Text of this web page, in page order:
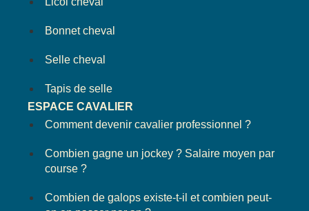
Bonnet cheval
Selle cheval
Tapis de selle
ESPACE CAVALIER
Comment devenir cavalier professionnel ?
Combien gagne un jockey ? Salaire moyen par
course ?
Combien de galops existe-t-il et combien peut-